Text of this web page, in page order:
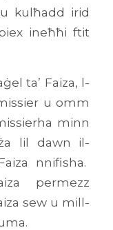
kulħadd irid
ineħħi ftit
ta’ Faiza, l-
u omm
minn
lil dawn il-
nnifisha.
permezz
sew u mill-